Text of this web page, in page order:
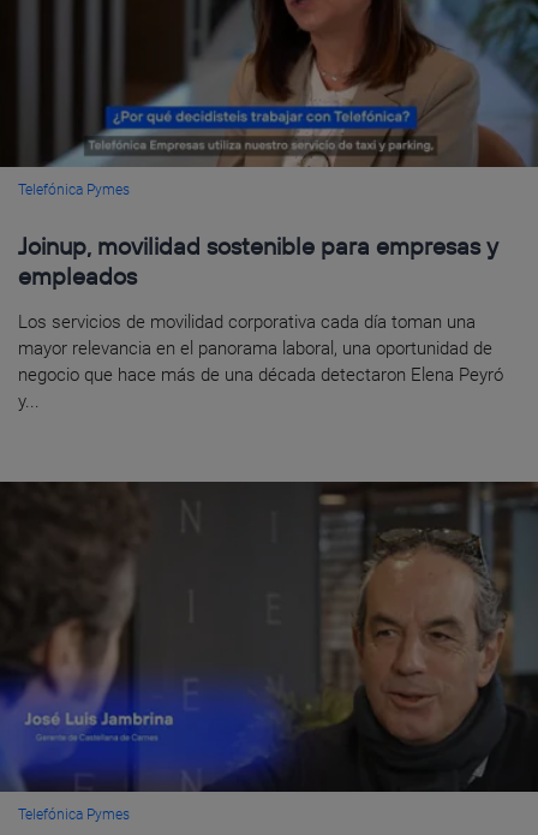
Telefónica Pymes
Joinup, movilidad sostenible para empresas y
empleados
Los servicios de movilidad corporativa cada día toman una
mayor relevancia en el panorama laboral, una oportunidad de
negocio que hace más de una década detectaron Elena Peyró
y...
Telefónica Pymes